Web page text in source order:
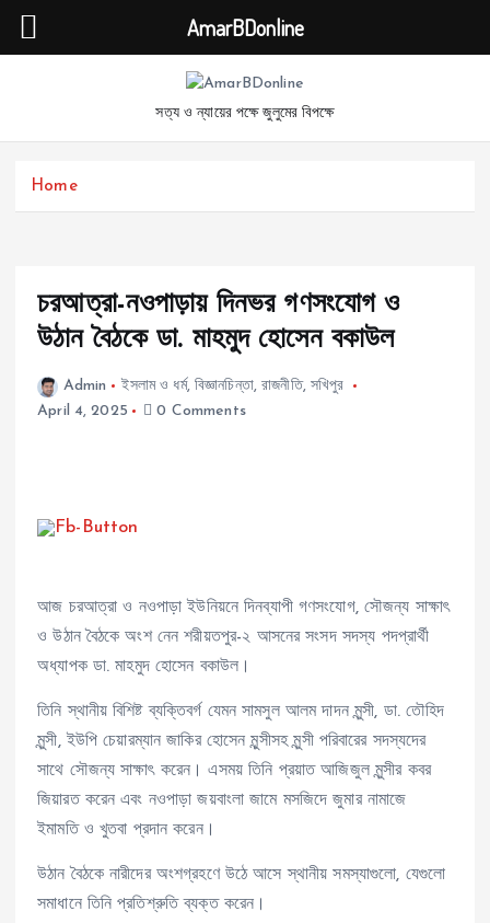
p
সত্য ও ন্যায়ের পক্ষে জুলুমের বিপক্ষে
Home
চরআত্রা-নওপাড়ায় দিনভর গণসংযোগ ও
উঠান বৈঠকে ডা. মাহমুদ হোসেন বকাউল
Admin ইসলাম ও ধর্ম,বিজ্ঞানচিন্তা,রাজনীতি,সখিপুর
April 4, 2025
0 Comments
আজ চরআত্রা ও নওপাড়া ইউনিয়নে দিনব্যাপী গণসংযোগ, সৌজন্য সাক্ষাৎ
ও উঠান বৈঠকে অংশ নেন শরীয়তপুর-২ আসনের সংসদ সদস্য পদপ্রার্থী
অধ্যাপক ডা. মাহমুদ হোসেন বকাউল।
তিনি স্থানীয় বিশিষ্ট ব্যক্তিবর্গ যেমন সামসুল আলম দাদন মুন্সী, ডা. তৌহিদ
মুন্সী, ইউপি চেয়ারম্যান জাকির হোসেন মুন্সীসহ মুন্সী পরিবারের সদস্যদের
সাথে সৌজন্য সাক্ষাৎ করেন। এসময় তিনি প্রয়াত আজিজুল মুন্সীর কবর
জিয়ারত করেন এবং নওপাড়া জয়বাংলা জামে মসজিদে জুমার নামাজে
ইমামতি ও খুতবা প্রদান করেন।
উঠান বৈঠকে নারীদের অংশগ্রহণে উঠে আসে স্থানীয় সমস্যাগুলো, যেগুলো
সমাধানে তিনি প্রতিশ্রুতি ব্যক্ত করেন।
AmarBDonline